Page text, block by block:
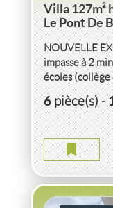
Villa 127m²
Le Pont De
NOUVELLE
impasse à 2
écoles (collège
commerciale
6pièce(s)-
VENTE
LE
2